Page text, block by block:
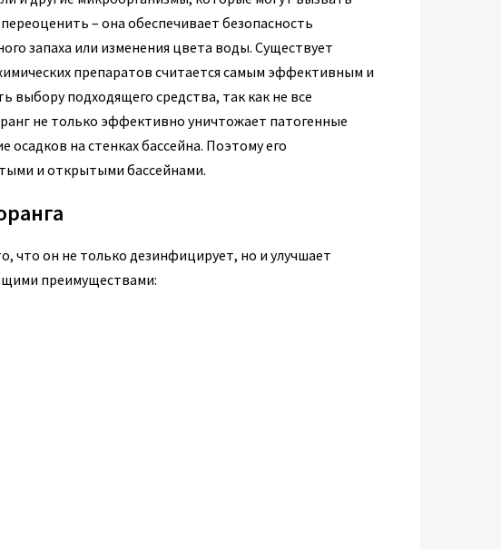
– она обеспечивает безопасность
запаха или изменения цвета воды. Существует
препаратов считается самым эффективным и
подходящего средства, так как не все
не только эффективно уничтожает патогенные
на стенках бассейна. Поэтому его
и открытыми бассейнами.
что он не только дезинфицирует, но и улучшает
преимуществами: